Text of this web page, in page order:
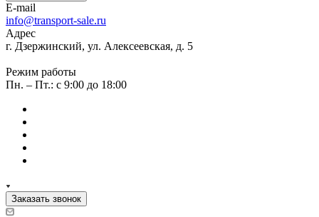
E-mail
info@transport-sale.ru
Адрес
г. Дзержинский, ул. Алексеевская, д. 5
Режим работы
Пн. – Пт.: с 9:00 до 18:00
Заказать звонок